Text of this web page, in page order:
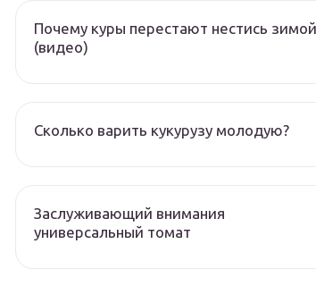
Почему куры перестают нестись
(видео)
Сколько варить кукурузу молодую?
Заслуживающий внимания
универсальный томат